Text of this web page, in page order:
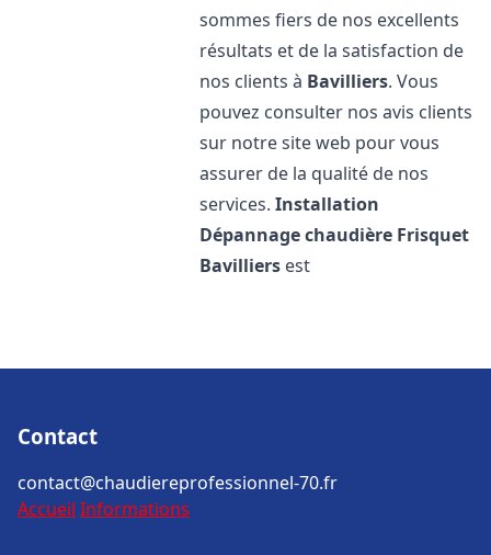
sommes fiers de nos excellents
résultats et de la satisfaction de
nos clients à Bavilliers. Vous
pouvez consulter nos avis clients
sur notre site web pour vous
assurer de la qualité de nos
services.Installation
Dépannage chaudière Frisquet
Bavilliers est
Contact
contact@chaudiereprofessionnel-70.fr
Accueil Informations